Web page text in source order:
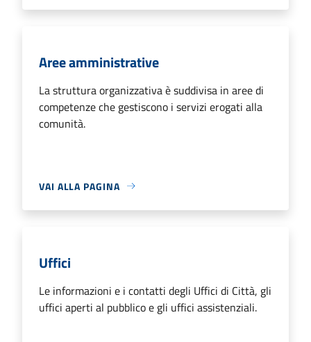
Aree amministrative
La struttura organizzativa è suddivisa in aree di
competenze che gestiscono i servizi erogati alla
comunità.
VAI ALLA PAGINA
Uffici
Le informazioni e i contatti degli Uffici di Città, gli
uffici aperti al pubblico e gli uffici assistenziali.